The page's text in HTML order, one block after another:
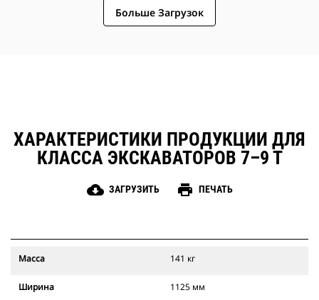
Больше Загрузок
ХАРАКТЕРИСТИКИ ПРОДУКЦИИ ДЛЯ
КЛАССА ЭКСКАВАТОРОВ 7–9 Т
cloud_download ЗАГРУЗИТЬ print ПЕЧАТЬ
Масса 141 кг
Ширина 1125 мм